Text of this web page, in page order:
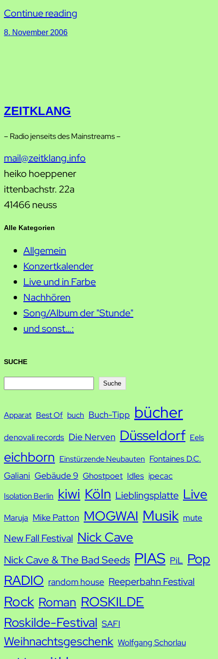
Continue reading
8. November 2006
ZEITKLANG
– Radio jenseits des Mainstreams –
mail@zeitklang.info
heiko hoeppener
ittenbachstr. 22a
41466 neuss
Alle Kategorien
Allgemein
Konzertkalender
Live und in Farbe
Nachhören
Song/Album der "Stunde"
und sonst…:
SUCHE
c
Suche
Apparat Best Of buch Buch-Tipp bücher
denovali records Die Nerven Düsseldorf Eels
eichborn Einstürzende Neubauten Fontaines D.C.
Galiani Gebäude 9 Ghostpoet Idles ipecac
Isolation Berlin kiwi Köln Lieblingsplatte Live
Maruja Mike Patton MOGWAI Musik mute
New Fall Festival Nick Cave
Nick Cave & The Bad Seeds PIAS PiL Pop
RADIO random house Reeperbahn Festival
Rock Roman ROSKILDE
Roskilde-Festival SAFI
Weihnachtsgeschenk Wolfgang Schorlau